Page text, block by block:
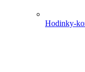
Hodinky-